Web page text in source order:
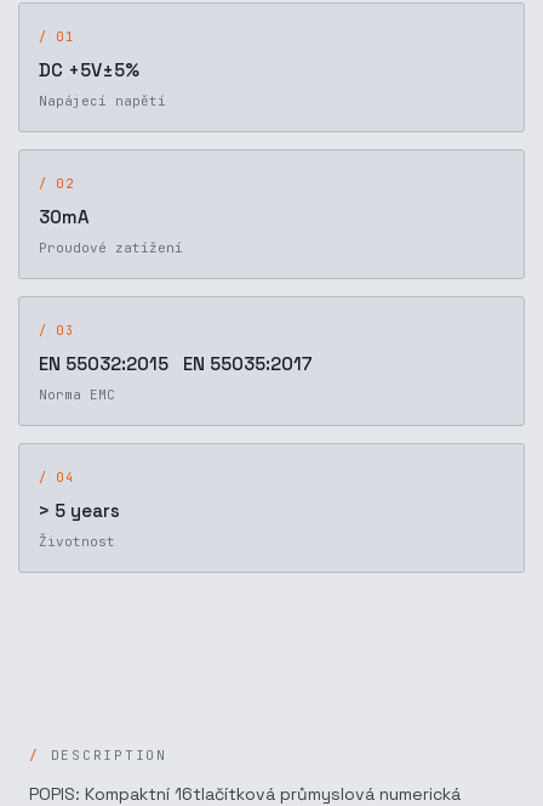
/ 01
DC +5V±5%
Napájecí napětí
/ 02
30mA
Proudové zatížení
/ 03
EN 55032:2015 EN 55035:2017
Norma EMC
/ 04
> 5 years
Životnost
DESCRIPTION
POPIS: Kompaktní 16tlačítková průmyslová numerická